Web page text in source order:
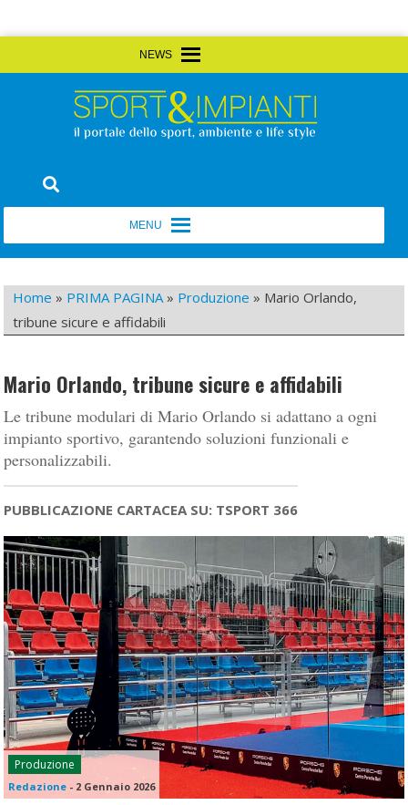
to
Sport&Impianti
Home » PRIMA PAGINA» Produzione » Mario Orlando,
tribune sicure e affidabili
Mario Orlando, tribune sicure e affidabili
Le tribune modulari di Mario Orlando si adattano a ogni
impianto sportivo, garantendo soluzioni funzionali e
personalizzabili.
PUBBLICAZIONE CARTACEA SU: TSPORT 366
Produzione
Redazione - 2 Gennaio 2026